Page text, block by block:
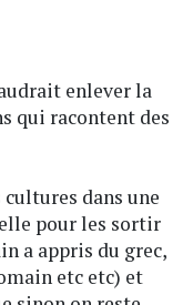
enlever la
qui racontent des
dans une
pour les sortir
a appris du grec,
etc etc) et